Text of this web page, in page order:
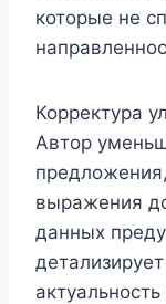
которые не
Корректура
Автор
выражения
данных